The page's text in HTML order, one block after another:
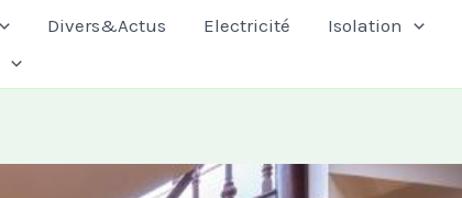
Divers&Actus Electricité Isolation